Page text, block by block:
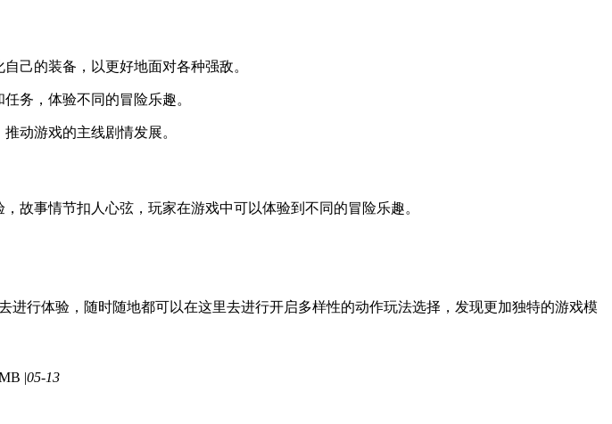
己的装备，以更好地面对各种强敌。
务，体验不同的冒险乐趣。
动游戏的主线剧情发展。
故事情节扣人心弦，玩家在游戏中可以体验到不同的冒险乐趣。
行体验，随时随地都可以在这里去进行开启多样性的动作玩法选择，发现更加独特的游戏模
|05-13